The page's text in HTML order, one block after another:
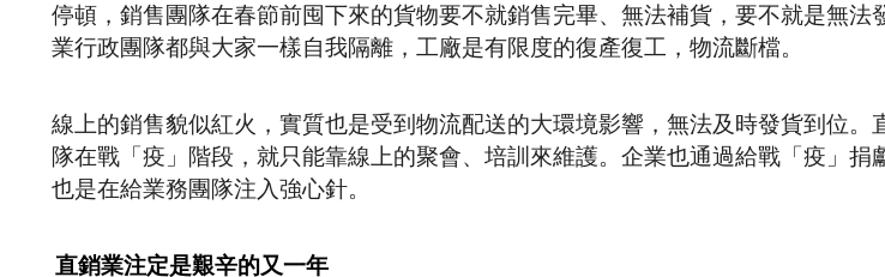
停頓，銷售團隊在春節前囤下來的貨物要不就銷售完畢、無法補貨，要不就是無法
業行政團隊都與大家一樣自我隔離，工廠是有限度的復產復工，物流斷檔。
線上的銷售貌似紅火，實質也是受到物流配送的大環境影響，無法及時發貨到位。
隊在戰「疫」階段，就只能靠線上的聚會、培訓來維護。企業也通過給戰「疫」捐
也是在給業務團隊注入強心針。
直銷業注定是艱辛的又一年